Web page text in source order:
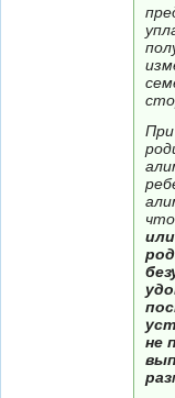
что
не